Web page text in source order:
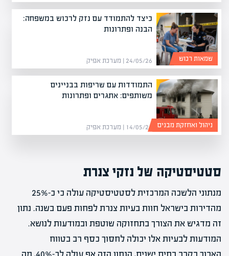
כיצד להתמודד עם נזק לרכוש במשפחה:
הבנה ופתרונות
24/05/26 | מערכת אפיק שמאות רכוש
התמודדות עם שריפות בבניינים
משותפים: אתגרים ופתרונות
14/05/26 | מערכת אפיק ניהול ואחזקת מבנים
סטטיסטיקה של נזקי צנרת
מנתוני הלשכה המרכזית לסטטיסטיקה עולה כי כ-25%
מהדירות בישראל חוות בעיות צנרת לפחות פעם בשנה. נתון
זה מדגיש את הצורך בתחזוקה שוטפת ובמודעות לנושא.
המודעות לבעיות אלו יכולה לחסוך כסף רב בטווח